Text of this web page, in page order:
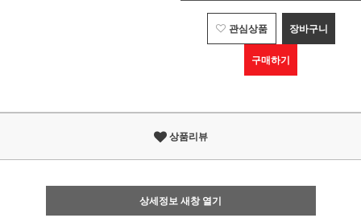
관심상품 장바구니
구매하기
상품리뷰
상세정보 새창 열기